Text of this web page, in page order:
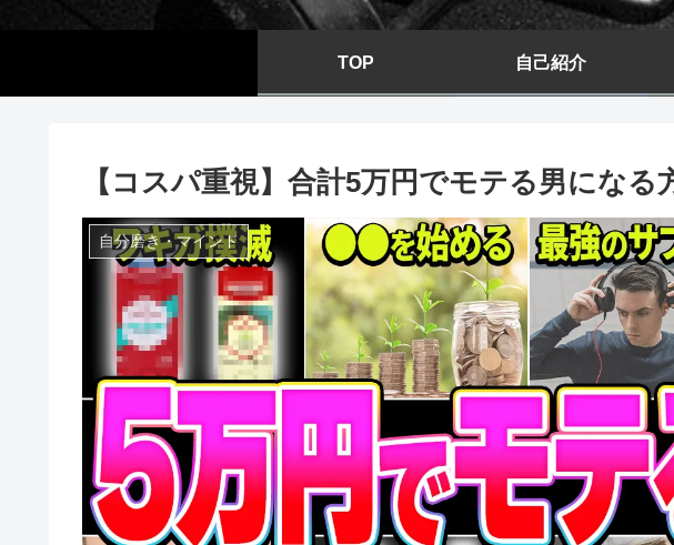
TOP 自己紹介
【コスパ重視】合計5万円でモテる男になる
自分磨き・マインド